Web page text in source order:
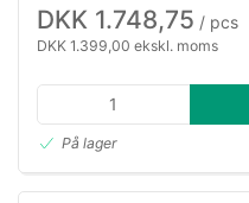
DKK 1.748,75 / pcs
DKK 1.399,00 ekskl. moms
På lager